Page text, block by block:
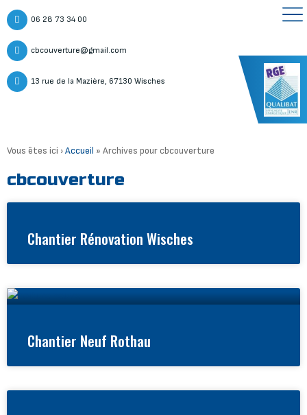
06 28 73 34 00
cbcouverture@gmail.com
13 rue de la Mazière, 67130 Wisches
Vous êtes ici ›Accueil » Archives pour cbcouverture
cbcouverture
Chantier Rénovation Wisches
Chantier Neuf Rothau